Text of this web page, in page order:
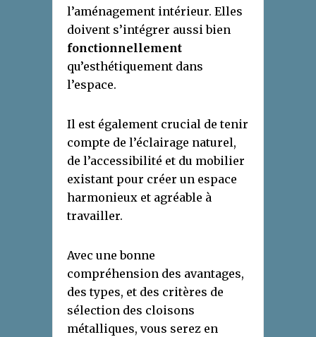
l’aménagement intérieur. Elles
doivent s’intégrer aussi bien
fonctionnellement
qu’esthétiquement dans
l’espace.
Il est également crucial de tenir
compte de l’éclairage naturel,
de l’accessibilité et du mobilier
existant pour créer un espace
harmonieux et agréable à
travailler.
Avec une bonne
compréhension des avantages,
des types, et des critères de
sélection des cloisons
métalliques, vous serez en